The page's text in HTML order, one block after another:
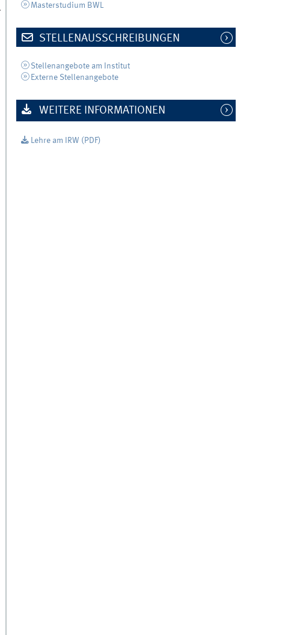
Masterstudium BWL
STELLENAUSSCHREIBUNGEN
Stellenangebote am Institut
Externe Stellenangebote
WEITERE INFORMATIONEN
Lehre am IRW (PDF)